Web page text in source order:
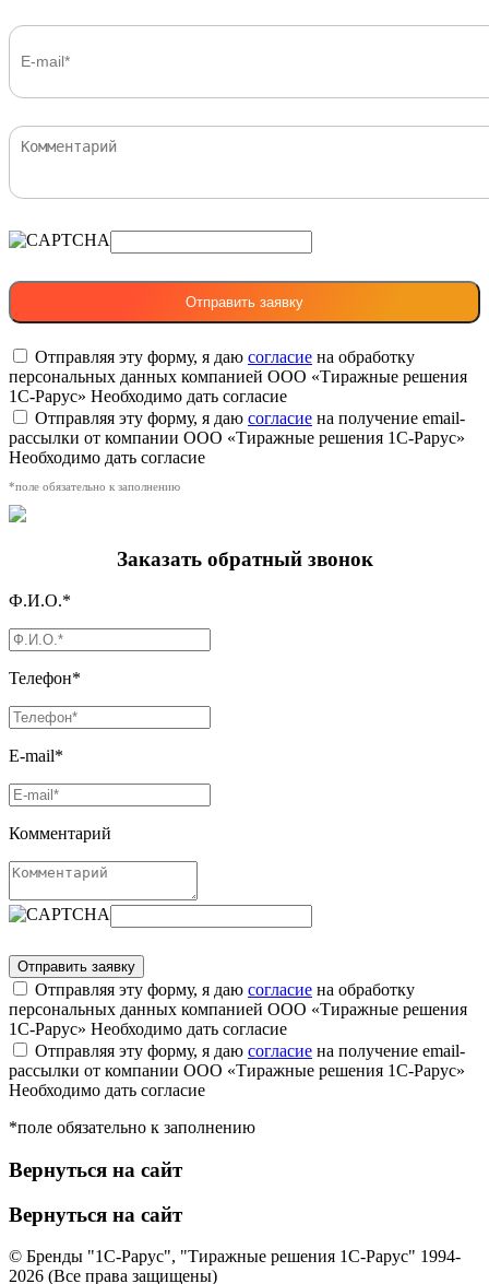
Отправляя эту форму, я даю согласие на обработку
персональных данных компанией ООО «Тиражные решения
1С-Рарус» Необходимо дать согласие
Отправляя эту форму, я даю согласие на получение email-
рассылки от компании ООО «Тиражные решения 1С-Рарус»
Необходимо дать согласие
*поле обязательно к заполнению
Заказать обратный звонок
Ф.И.О.*
Телефон*
E-mail*
Комментарий
Отправляя эту форму, я даю согласие на обработку
персональных данных компанией ООО «Тиражные решения
1С-Рарус» Необходимо дать согласие
Отправляя эту форму, я даю согласие на получение email-
рассылки от компании ООО «Тиражные решения 1С-Рарус»
Необходимо дать согласие
*поле обязательно к заполнению
Вернуться на сайт
Вернуться на сайт
© Бренды "1С-Рарус", "Тиражные решения 1С-Рарус" 1994-
2026 (Все права защищены)